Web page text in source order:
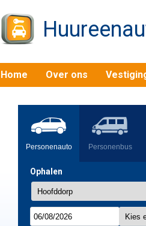
Home Over ons
Personenauto Personenbus
Ophalen